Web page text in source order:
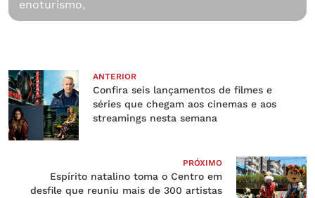
enoturismo,
ANTERIOR
Confira seis lançamentos de filmes e
séries que chegam aos cinemas e aos
streamings nesta semana
PRÓXIMO
Espírito natalino toma o Centro em
desfile que reuniu mais de 300 artistas